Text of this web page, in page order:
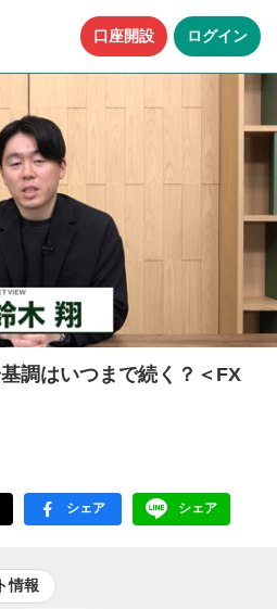
口座開設 ログイン
調はいつまで続く？＜FX
facebook
シェア LINE
シェア
情報